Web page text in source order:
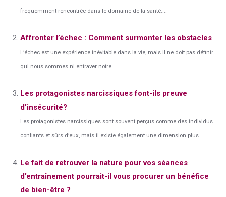
fréquemment rencontrée dans le domaine de la santé....
Affronter l’échec : Comment surmonter les obstacles
L’échec est une expérience inévitable dans la vie, mais il ne doit pas définir
qui nous sommes ni entraver notre...
Les protagonistes narcissiques font-ils preuve
d’insécurité?
Les protagonistes narcissiques sont souvent perçus comme des individus
confiants et sûrs d’eux, mais il existe également une dimension plus...
Le fait de retrouver la nature pour vos séances
d’entraînement pourrait-il vous procurer un bénéfice
de bien-être ?